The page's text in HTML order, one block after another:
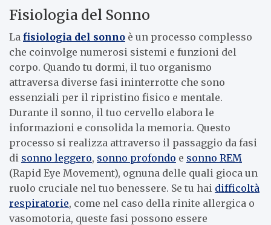
Fisiologia del Sonno
La fisiologia del sonno è un processo complesso
che coinvolge numerosi sistemi e funzioni del
corpo. Quando tu dormi, il tuo organismo
attraversa diverse fasi ininterrotte che sono
essenziali per il ripristino fisico e mentale.
Durante il sonno, il tuo cervello elabora le
informazioni e consolida la memoria. Questo
processo si realizza attraverso il passaggio da fasi
di sonno leggero, sonno profondo e sonno REM
(Rapid Eye Movement), ognuna delle quali gioca un
ruolo cruciale nel tuo benessere. Se tu hai difficoltà
respiratorie, come nel caso della rinite allergica o
vasomotoria, queste fasi possono essere